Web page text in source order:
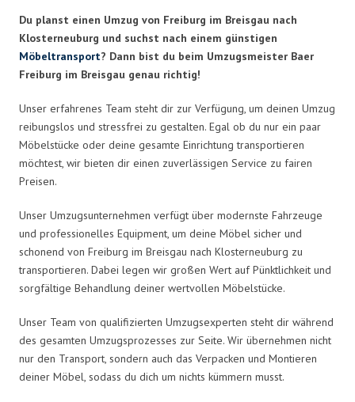
Du planst einen Umzug von Freiburg im Breisgau nach
Klosterneuburg und suchst nach einem günstigen
Möbeltransport? Dann bist du beim Umzugsmeister Baer
Freiburg im Breisgau genau richtig!
Unser erfahrenes Team steht dir zur Verfügung, um deinen Umzug
reibungslos und stressfrei zu gestalten. Egal ob du nur ein paar
Möbelstücke oder deine gesamte Einrichtung transportieren
möchtest, wir bieten dir einen zuverlässigen Service zu fairen
Preisen.
Unser Umzugsunternehmen verfügt über modernste Fahrzeuge
und professionelles Equipment, um deine Möbel sicher und
schonend von Freiburg im Breisgau nach Klosterneuburg zu
transportieren. Dabei legen wir großen Wert auf Pünktlichkeit und
sorgfältige Behandlung deiner wertvollen Möbelstücke.
Unser Team von qualifizierten Umzugsexperten steht dir während
des gesamten Umzugsprozesses zur Seite. Wir übernehmen nicht
nur den Transport, sondern auch das Verpacken und Montieren
deiner Möbel, sodass du dich um nichts kümmern musst.